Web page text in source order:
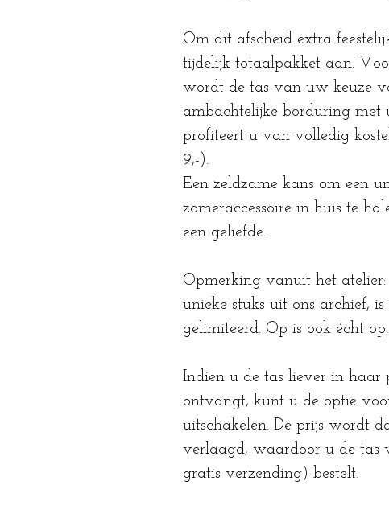
Om dit afscheid extra
tijdelijk totaalpakket aan.
wordt de tas van uw keuze
ambachtelijke borduring met
profiteert u van volledig
9,-).
Een zeldzame kans om een
zomeraccessoire in huis te
een geliefde.
Opmerking vanuit het
unieke stuks uit ons archief,
gelimiteerd. Op is ook écht op.
Indien u de tas liever in haar
ontvangt, kunt u de optie
uitschakelen. De prijs wordt
verlaagd, waardoor u de tas
gratis verzending) bestelt.